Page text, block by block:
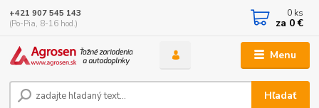
Menu
Hľadať
+421 907 545 143
(Po-Pia, 8-16 hod.)
0 ks
za 0 €